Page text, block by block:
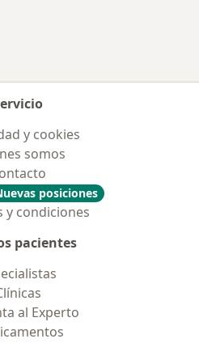
y cookies
somos
posiciones
y condiciones
pacientes
al Experto